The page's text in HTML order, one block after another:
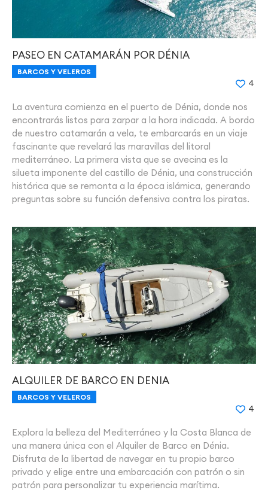
PASEO EN CATAMARÁN POR DÉNIA
BARCOS Y VELEROS
4
La aventura comienza en el puerto de Dénia, donde nos
encontrarás listos para zarpar a la hora indicada. A bordo
de nuestro catamarán a vela, te embarcarás en un viaje
fascinante que revelará las maravillas del litoral
mediterráneo. La primera vista que se avecina es la
silueta imponente del castillo de Dénia, una construcción
histórica que se remonta a la época islámica, generando
preguntas sobre su función defensiva contra los piratas.
ALQUILER DE BARCO EN DENIA
BARCOS Y VELEROS
4
Explora la belleza del Mediterráneo y la Costa Blanca de
una manera única con el Alquiler de Barco en Dénia.
Disfruta de la libertad de navegar en tu propio barco
privado y elige entre una embarcación con patrón o sin
patrón para personalizar tu experiencia marítima.